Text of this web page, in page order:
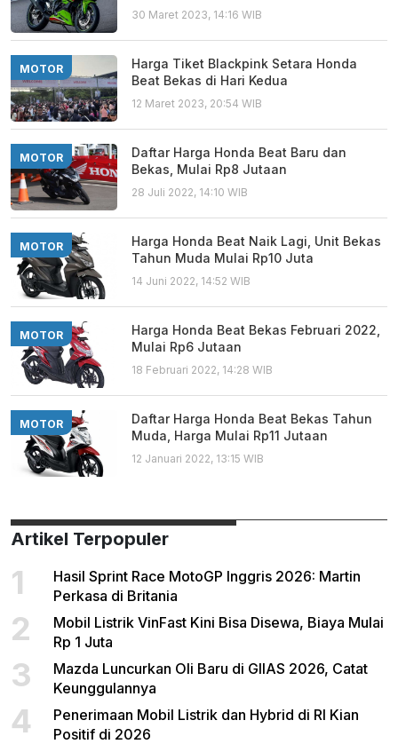
30 Maret 2023, 14:16 WIB
MOTOR
Harga Tiket Blackpink Setara Honda
Beat Bekas di Hari Kedua
12 Maret 2023, 20:54 WIB
MOTOR
Daftar Harga Honda Beat Baru dan
Bekas, Mulai Rp8 Jutaan
28 Juli 2022, 14:10 WIB
MOTOR
Harga Honda Beat Naik Lagi, Unit Bekas
Tahun Muda Mulai Rp10 Juta
14 Juni 2022, 14:52 WIB
MOTOR
Harga Honda Beat Bekas Februari 2022,
Mulai Rp6 Jutaan
18 Februari 2022, 14:28 WIB
MOTOR
Daftar Harga Honda Beat Bekas Tahun
Muda, Harga Mulai Rp11 Jutaan
12 Januari 2022, 13:15 WIB
Artikel Terpopuler
1
Hasil Sprint Race MotoGP Inggris 2026: Martin
Perkasa di Britania
2
Mobil Listrik VinFast Kini Bisa Disewa, Biaya Mulai
Rp 1 Juta
3
Mazda Luncurkan Oli Baru di GIIAS 2026, Catat
Keunggulannya
4
Penerimaan Mobil Listrik dan Hybrid di RI Kian
Positif di 2026